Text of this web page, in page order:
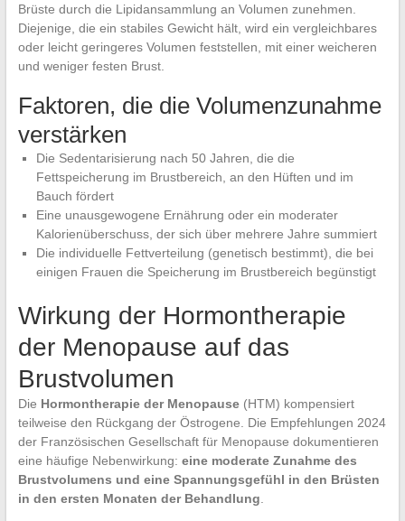
Brüste durch die Lipidansammlung an Volumen zunehmen.
Diejenige, die ein stabiles Gewicht hält, wird ein vergleichbares
oder leicht geringeres Volumen feststellen, mit einer weicheren
und weniger festen Brust.
Faktoren, die die Volumenzunahme
verstärken
Die Sedentarisierung nach 50 Jahren, die die
Fettspeicherung im Brustbereich, an den Hüften und im
Bauch fördert
Eine unausgewogene Ernährung oder ein moderater
Kalorienüberschuss, der sich über mehrere Jahre summiert
Die individuelle Fettverteilung (genetisch bestimmt), die bei
einigen Frauen die Speicherung im Brustbereich begünstigt
Wirkung der Hormontherapie
der Menopause auf das
Brustvolumen
Die Hormontherapie der Menopause(HTM) kompensiert
teilweise den Rückgang der Östrogene. Die Empfehlungen 2024
der Französischen Gesellschaft für Menopause dokumentieren
eine häufige Nebenwirkung: eine moderate Zunahme des
Brustvolumens und eine Spannungsgefühl in den Brüsten
in den ersten Monaten der Behandlung